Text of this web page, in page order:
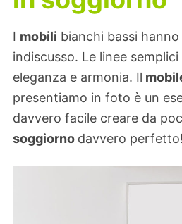
I mobili bianchi bassi
indiscusso. Le linee
eleganza e armonia. Il
presentiamo in foto è un
davvero facile creare da
soggiorno davvero perfetto!